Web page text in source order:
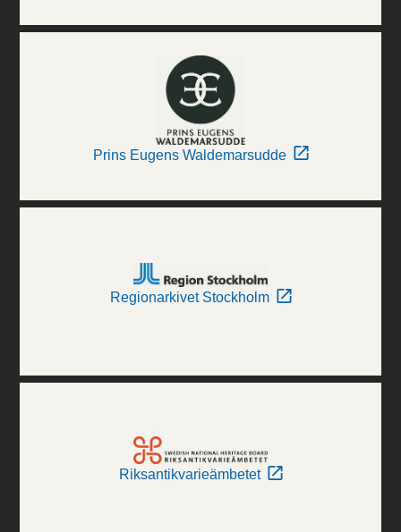
Prins Eugens Waldemarsudde
Regionarkivet Stockholm
Riksantikvarieämbetet